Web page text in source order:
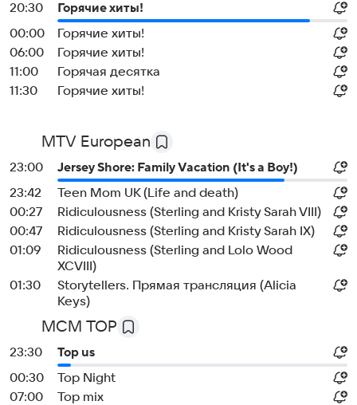
20:30
Горячие хиты!
00:00
Горячие хиты!
06:00
Горячие хиты!
11:00
Горячая десятка
11:30
Горячие хиты!
MTV European
23:00
Jersey Shore: Family Vacation (It's a Boy!)
23:42
Teen Mom UK (Life and death)
00:27
Ridiculousness (Sterling and Kristy Sarah VIII)
00:47
Ridiculousness (Sterling and Kristy Sarah IX)
01:09
Ridiculousness (Sterling and Lolo Wood
XCVIII)
01:30
Storytellers. Прямая трансляция (Alicia
Keys)
MCM TOP
23:30
Top us
00:30
Top Night
07:00
Top mix